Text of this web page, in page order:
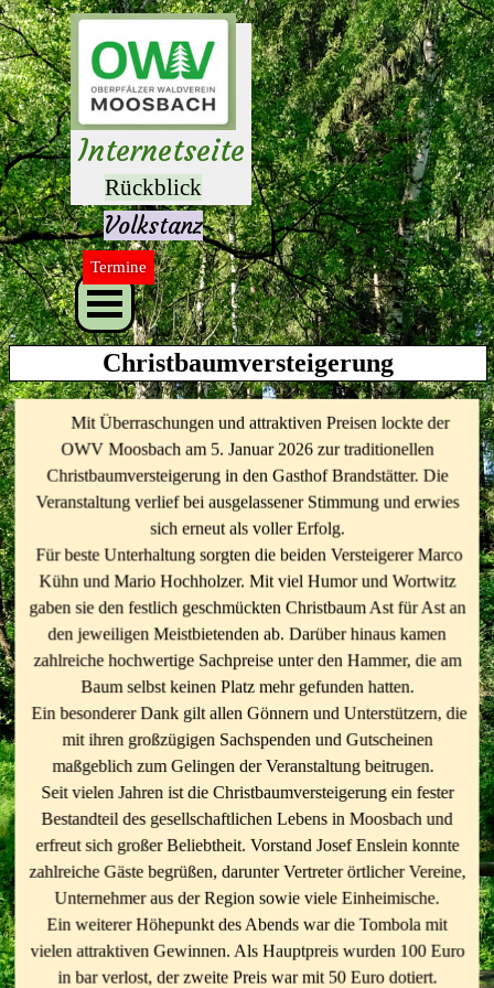
Direkt zum Seiteninhalt
Herzlich
willkommen
auf unseren
Internetseite
n
Termine
Volkstanz
Rückblick
Menü überspringen
Christbaumversteigerung
Mit Überraschungen und attraktiven Preisen lockte der
OWV Moosbach am 5. Januar 2026 zur traditionellen
Christbaumversteigerung in den Gasthof Brandstätter. Die
Veranstaltung verlief bei ausgelassener Stimmung und erwies
sich erneut als voller Erfolg.
Für beste Unterhaltung sorgten die beiden Versteigerer Marco
Kühn und Mario Hochholzer. Mit viel Humor und Wortwitz
gaben sie den festlich geschmückten Christbaum Ast für Ast an
den jeweiligen Meistbietenden ab. Darüber hinaus kamen
zahlreiche hochwertige Sachpreise unter den Hammer, die am
Baum selbst keinen Platz mehr gefunden hatten.
Ein besonderer Dank gilt allen Gönnern und Unterstützern, die
mit ihren großzügigen Sachspenden und Gutscheinen
maßgeblich zum Gelingen der Veranstaltung beitrugen.
Seit vielen Jahren ist die Christbaumversteigerung ein fester
Bestandteil des gesellschaftlichen Lebens in Moosbach und
erfreut sich großer Beliebtheit. Vorstand Josef Enslein konnte
zahlreiche Gäste begrüßen, darunter Vertreter örtlicher Vereine,
Unternehmer aus der Region sowie viele Einheimische.
Ein weiterer Höhepunkt des Abends war die Tombola mit
vielen attraktiven Gewinnen. Als Hauptpreis wurden 100 Euro
in bar verlost, der zweite Preis war mit 50 Euro dotiert.